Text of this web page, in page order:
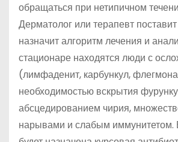
обращаться при нетипичном
Дерматолог или терапевт
назначит алгоритм лечения и
стационаре находятся люди с
(лимфаденит, карбункул,
необходимостью вскрытия
абсцедированием чирия,
нарывами и слабым иммунитетом.